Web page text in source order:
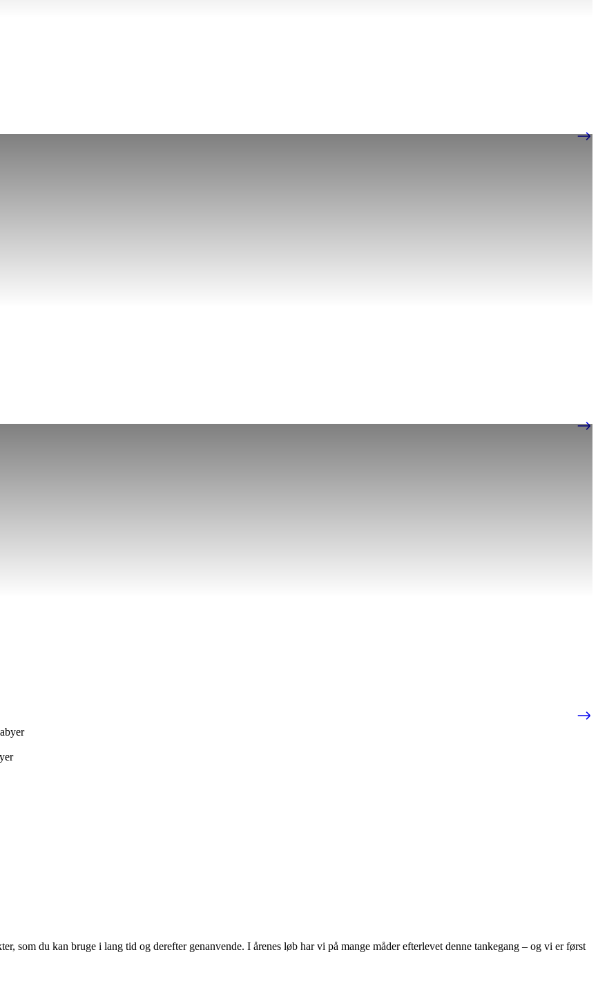
som du kan bruge i lang tid og derefter genanvende. I årenes løb har vi på mange måder efterlevet denne tankegang – og vi er først